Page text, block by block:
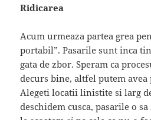
Ridicarea
Acum urmeaza partea grea
portabil”. Pasarile sunt inca
gata de zbor. Speram ca
decurs bine, altfel putem
Alegeti locatii linistite si larg
deschidem cusca, pasarile o